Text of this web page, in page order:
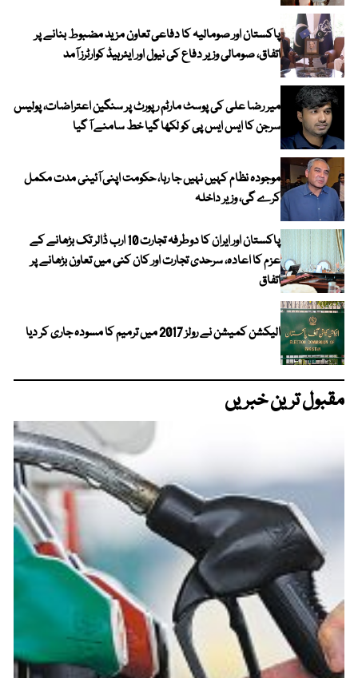
پاکستان اور صومالیہ کا دفاعی تعاون مزید مضبوط بنانے پر
اتفاق، صومالی وزیر دفاع کی نیول اور ایئرہیڈ کوارٹرز آمد
میر رضا علی کی پوسٹ مارٹم رپورٹ پر سنگین اعتراضات، پولیس
سرجن کا ایس ایس پی کو لکھا گیا خط سامنے آ گیا
موجودہ نظام کہیں نہیں جا رہا، حکومت اپنی آئینی مدت مکمل
کرے گی، وزیر داخلہ
پاکستان اور ایران کا دوطرفہ تجارت 10 ارب ڈالر تک بڑھانے کے
عزم کا اعادہ، سرحدی تجارت اور کان کنی میں تعاون بڑھانے پر
اتفاق
الیکشن کمیشن نے رولز 2017 میں ترمیم کا مسودہ جاری کر دیا
مقبول ترین خبریں